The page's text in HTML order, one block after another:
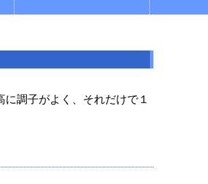
調子がよく、それだけで１